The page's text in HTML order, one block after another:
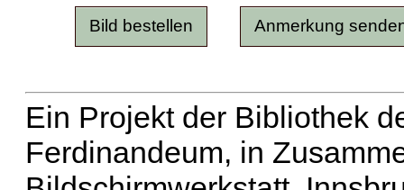
Ein Projekt der Bibliothek
Ferdinandeum, in